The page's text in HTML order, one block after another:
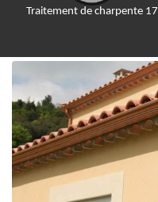
Traitement de charpente 17